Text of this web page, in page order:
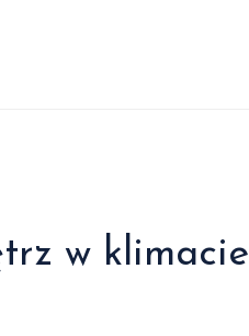
w klimacie